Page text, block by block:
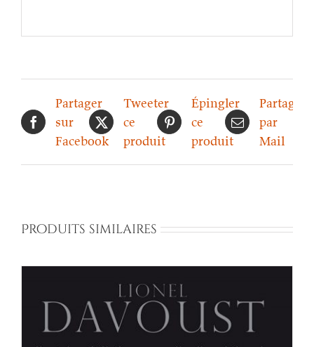
Partager
sur
Facebook
Tweeter
ce
produit
Épingler
ce
produit
Partager
par
Mail
Produits similaires